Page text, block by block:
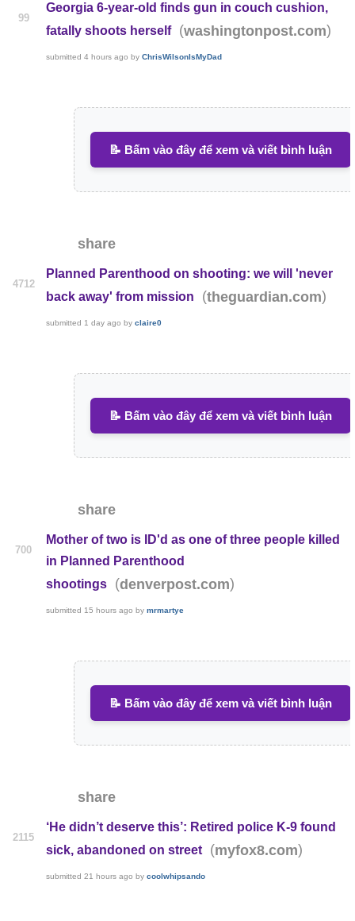
99
Georgia 6-year-old finds gun in couch cushion,
fatally shoots herself
(washingtonpost.com)
submitted4 hours ago byChrisWilsonIsMyDad
📝 Bấm vào đây để xem và viết bình luận
share
4712
Planned Parenthood on shooting: we will 'never
back away' from mission
(theguardian.com)
submitted 1 day ago byclaire0
📝 Bấm vào đây để xem và viết bình luận
share
700
Mother of two is ID'd as one of three people killed
in Planned Parenthood
shootings
(denverpost.com)
submitted 15 hours ago bymrmartye
📝 Bấm vào đây để xem và viết bình luận
share
2115
‘He didn’t deserve this’: Retired police K-9 found
sick, abandoned on street
(myfox8.com)
submitted21 hours ago bycoolwhipsando